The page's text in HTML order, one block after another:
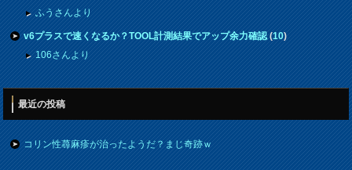
ふうさんより
v6プラスで速くなるか？TOOL計測結果でアップ余力確認(10)
106さんより
最近の投稿
コリン性蕁麻疹が治ったようだ？まじ奇跡ｗ